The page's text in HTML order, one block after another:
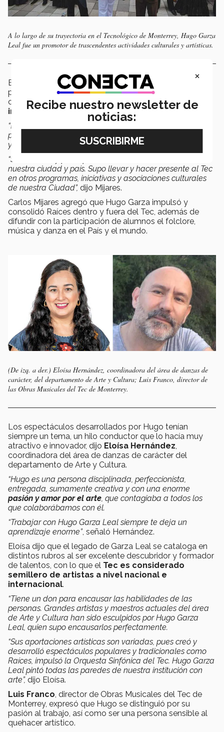
A lo largo de su trayectoria en el Tecnológico de Monterrey, Hugo Garza
Leal fue un promotor de trascendentes actividades culturales y artísticas.
El exdirectivo expresó que Hugo también se reconoció
por sus
dotes artísticos como cantante y actor
con los cuales le permitieron ser ejemplo e
inspiración para sus alumnos
“Deja un legado que perdurará mucho tiempo, en
particular destaco su innovación en múltiples actividades
y espectáculos culturales. Sabía innovar y arriesgarse.
“Su conexión y participación con el medio artístico en
nuestra ciudad y país. Supo llevar y hacer presente al Tec
en otros programas, iniciativas y asociaciones culturales
de nuestra Ciudad”, dijo Mijares.
Carlos Mijares agregó que Hugo Garza impulsó y
consolidó Raíces dentro y fuera del Tec, además de
difundir con la participación de alumnos el folclore,
música y danza en el País y el mundo.
(De izq. a der.) Eloísa Hernández, coordinadora del área de danzas de
carácter, del departamento de Arte y Cultura; Luis Franco, director de
las Obras Musicales del Tec de Monterrey.
Los espectáculos desarrollados por Hugo tenían
siempre un tema, un hilo conductor que lo hacía muy
atractivo e innovador, dijo Eloísa Hernández,
coordinadora del área de danzas de carácter del
departamento de Arte y Cultura.
“Hugo es una persona disciplinada, perfeccionista,
entregada, sumamente creativa y con una enorme
pasión y amor por el arte, que contagiaba a todos los
que colaborábamos con él.
“Trabajar con Hugo Garza Leal siempre te deja un
aprendizaje enorme”, señaló Hernández.
Eloísa dijo que el legado de Garza Leal se cataloga en
distintos rubros al ser excelente descubridor y formador
de talentos, con lo que el Tec es considerado
semillero de artistas a nivel nacional e
internacional.
“Tiene un don para encausar las habilidades de las
personas. Grandes artistas y maestros actuales del área
de Arte y Cultura han sido esculpidos por Hugo Garza
Leal, quien supo encausarlos perfectamente.
“Sus aportaciones artísticas son variadas, pues creó y
desarrolló espectáculos populares y tradicionales como
Raíces, impulsó la Orquesta Sinfónica del Tec. Hugo Garza
Leal pintó todas las paredes de nuestra institución con
arte”, dijo Eloísa.
Luis Franco, director de Obras Musicales del Tec de
Monterrey, expresó que Hugo se distinguió por su
pasión al trabajo, así como ser una persona sensible al
quehacer artístico.
×
Recibe nuestro newsletter de
noticias: